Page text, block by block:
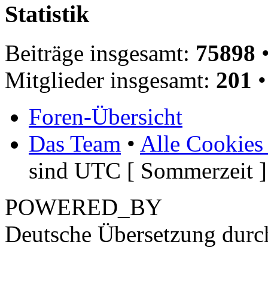
Statistik
Beiträge insgesamt: 75898
Mitglieder insgesamt: 201
Foren-Übersicht
Das Team • Alle Cookies
sind UTC [ Sommerzeit ]
POWERED_BY
Deutsche Übersetzung